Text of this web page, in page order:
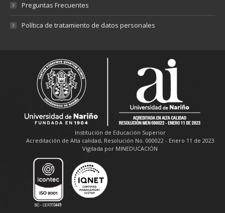
Preguntas Frecuentes
Política de tratamiento de datos personales
Institución de Educación Superior
Acreditación de Alta calidad, Resolución No. 000022 - Enero 11 de 2023
Vigilada por MINEDUCACIÓN